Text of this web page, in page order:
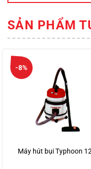
SẢN PHẨM
-8%
Máy hút bụi Typhoon